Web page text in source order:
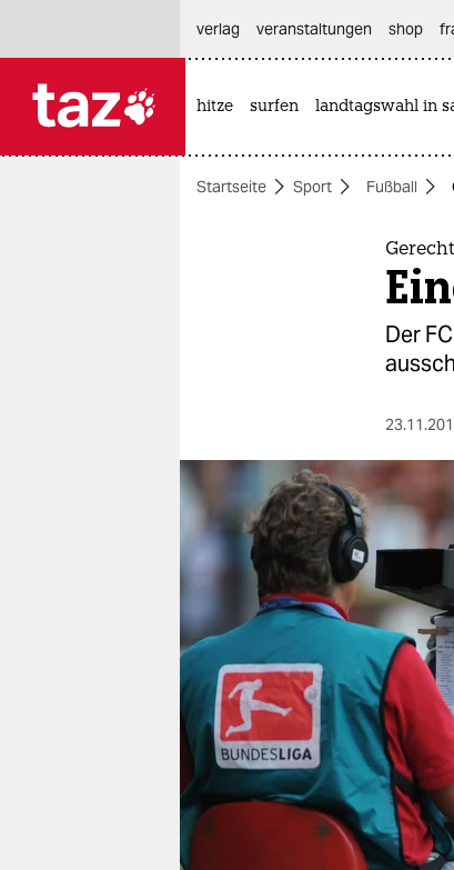
themen
berlin
nord
wahrheit
verlag
verlag
veranstaltungen
shop
fragen & hilfe
verlag
veranstaltungen shop
hitze surfen landtagswahl in
Startseite Sport Fußball
Der